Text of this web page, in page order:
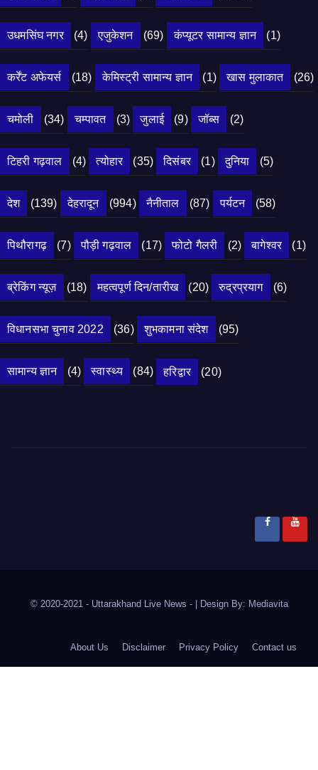
उधमसिंघ नगर (4) एजुकेशन (69) कंप्यूटर सामान्य ज्ञान (1)
कर्रेंट अफेयर्स (18) केमिस्ट्री सामान्य ज्ञान (1) खास मुलाकात (26)
चमोली (34) चम्पावत (3) जुलाई (9) जॉब्स (2)
टिहरी गढ़वाल (4) त्योहार (35) दिसंबर (1) दुनिया (5)
देश (139) देहरादून (994) नैनीताल (87) पर्यटन (58)
पिथौरागढ़ (7) पौड़ी गढ़वाल (17) फोटो गैलरी (2) बागेश्वर (1)
ब्रेकिंग न्यूज़ (18) महत्वपूर्ण दिन/तारीख (20) रुद्रप्रयाग (6)
विधानसभा चुनाव 2022 (36) शुभकामना संदेश (95)
सामान्य ज्ञान (4) स्वास्थ्य (84) हरिद्वार (20)
© 2020-2021 - Uttarakhand Live News - Design By: Mediavita
About Us Disclaimer Privacy Policy Contact us